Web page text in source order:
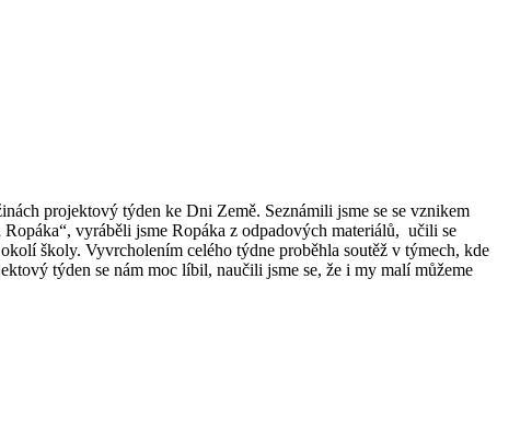
projektový týden ke Dni Země. Seznámili jsme se se vznikem
vyráběli jsme Ropáka z odpadových materiálů, učili se
školy. Vyvrcholením celého týdne proběhla soutěž v týmech, kde
týden se nám moc líbil, naučili jsme se, že i my malí můžeme